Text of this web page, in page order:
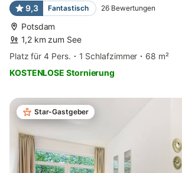
9,3 Fantastisch 26 Bewertungen
Potsdam
1,2 km zum See
Platz für 4 Pers.
1 Schlafzimmer
68 m²
KOSTENLOSE Stornierung
Star-Gastgeber